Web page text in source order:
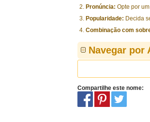
Pronúncia: Opte por
Popularidade: Decida
Combinação com
Navegar por
Compartilhe este nome: